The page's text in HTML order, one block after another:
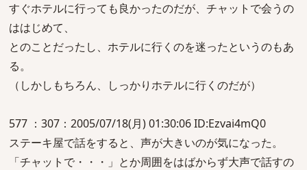
すぐホテルに行っても良かったのだが、チャットで会うの
ははじめて、
とのことだったし、ホテルに行くのを迷ったというのもあ
る。
（しかしもちろん、しっかりホテルに行くのだが）
577 ：307：2005/07/18(月) 01:30:06 ID:Ezvai4mQ0
ステーキ屋で話をすると、声が大きいのが気になった。
「チャットで・・・」とか周囲をはばからず大声で話すの